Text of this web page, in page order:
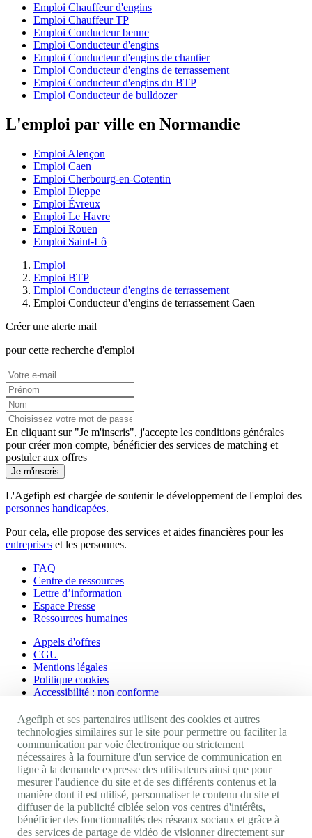
Emploi Chauffeur d'engins
Emploi Chauffeur TP
Emploi Conducteur benne
Emploi Conducteur d'engins
Emploi Conducteur d'engins de chantier
Emploi Conducteur d'engins de terrassement
Emploi Conducteur d'engins du BTP
Emploi Conducteur de bulldozer
L'emploi par ville en Normandie
Emploi Alençon
Emploi Caen
Emploi Cherbourg-en-Cotentin
Emploi Dieppe
Emploi Évreux
Emploi Le Havre
Emploi Rouen
Emploi Saint-Lô
Emploi
Emploi BTP
Emploi Conducteur d'engins de terrassement
Emploi Conducteur d'engins de terrassement Caen
Créer une alerte mail
pour cette recherche d'emploi
En cliquant sur "Je m'inscris", j'accepte les conditions générales
pour créer mon compte, bénéficier des services de matching et
postuler aux offres
Je m'inscris
L'Agefiph est chargée de soutenir le développement de l'emploi des
personnes handicapées.
Pour cela, elle propose des services et aides financières pour les
entreprises et les personnes.
FAQ
Centre de ressources
Lettre d’information
Espace Presse
Ressources humaines
Appels d'offres
CGU
Mentions légales
Politique cookies
Accessibilité : non conforme
Nos autres sites
Site portail Agefiph
Activateur de progrès
Handinnov
Innovation et recherche
Université du RRH
Service AppuiPro
Agefiph et ses partenaires utilisent des cookies et autres
technologies similaires sur le site pour permettre ou faciliter la
communication par voie électronique ou strictement
nécessaires à la fourniture d'un service de communication en
ligne à la demande expresse des utilisateurs ainsi que pour
mesurer l'audience du site et de ses différents contenus et la
manière dont il est utilisé, personnaliser le contenu du site et
diffuser de la publicité ciblée selon vos centres d'intérêts,
bénéficier des fonctionnalités des réseaux sociaux et grâce à
des services de partage de vidéo de visionner directement sur